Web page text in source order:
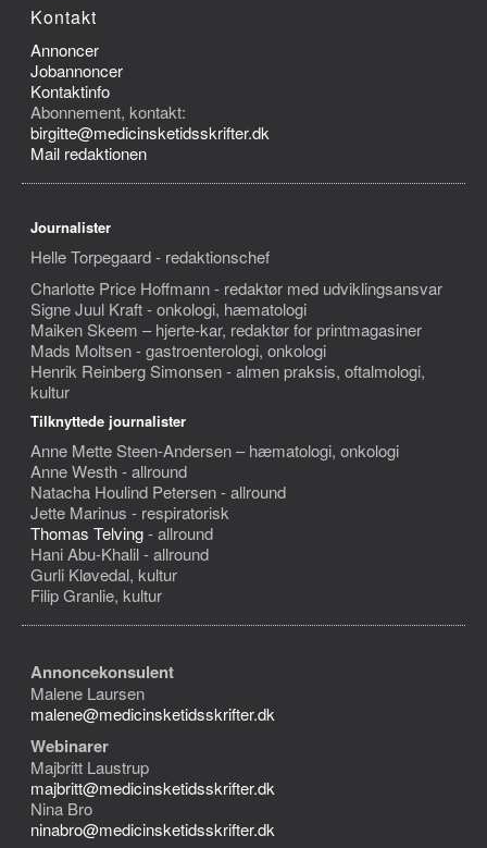
Kontakt
Annoncer
Jobannoncer
Kontaktinfo
Abonnement, kontakt:
birgitte@medicinsketidsskrifter.dk
Mail redaktionen
Journalister
Helle Torpegaard - redaktionschef
Charlotte Price Hoffmann - redaktør med udviklingsansvar
Signe Juul Kraft - onkologi, hæmatologi
Maiken Skeem – hjerte-kar, redaktør for printmagasiner
Mads Moltsen - gastroenterologi, onkologi
Henrik Reinberg Simonsen - almen praksis, oftalmologi,
kultur
Tilknyttede journalister
Anne Mette Steen-Andersen – hæmatologi, onkologi
Anne Westh - allround
Natacha Houlind Petersen - allround
Jette Marinus - respiratorisk
Thomas Telving- allround
Hani Abu-Khalil - allround
Gurli Kløvedal, kultur
Filip Granlie, kultur
Annoncekonsulent
Malene Laursen
malene@medicinsketidsskrifter.dk
Webinarer
Majbritt Laustrup
majbritt@medicinsketidsskrifter.dk
Nina Bro
ninabro@medicinsketidsskrifter.dk